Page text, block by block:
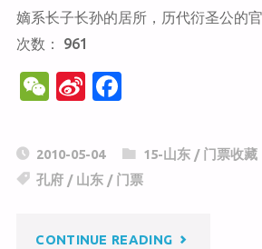
嫡系长子长孙的居所，历代衍圣公的
次数： 961
W
C
h
Si
a
W
b
c
e
o
2010-05-04 15-山东/ 门票收藏
孔府 / 山东 / 门票
CONTINUE READING"孔